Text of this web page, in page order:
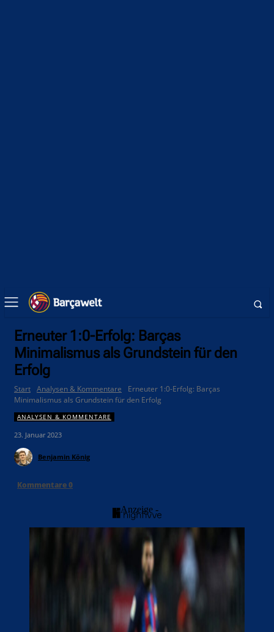
Erneuter 1:0-Erfolg: Barças
Minimalismus als Grundstein für den
Erfolg
Start Analysen & Kommentare
Erneuter 1:0-Erfolg: Barças
Minimalismus als Grundstein für den Erfolg
ANALYSEN & KOMMENTARE
23. Januar 2023
Benjamin König
Kommentare0
- Anzeige -